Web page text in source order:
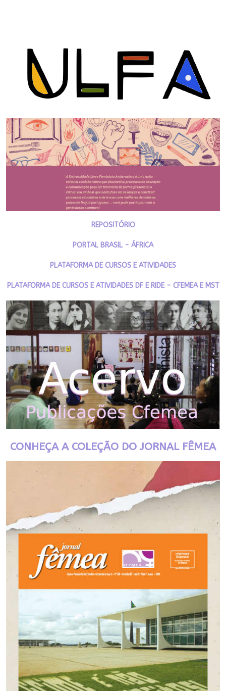
REPOSITÓRIO
PORTAL BRASIL - ÁFRICA
PLATAFORMA DE CURSOS E ATIVIDADES
PLATAFORMA DE CURSOS E ATIVIDADES DF E RIDE - CFEMEA E MST
CONHEÇA A COLEÇÃO DO JORNAL FÊMEA